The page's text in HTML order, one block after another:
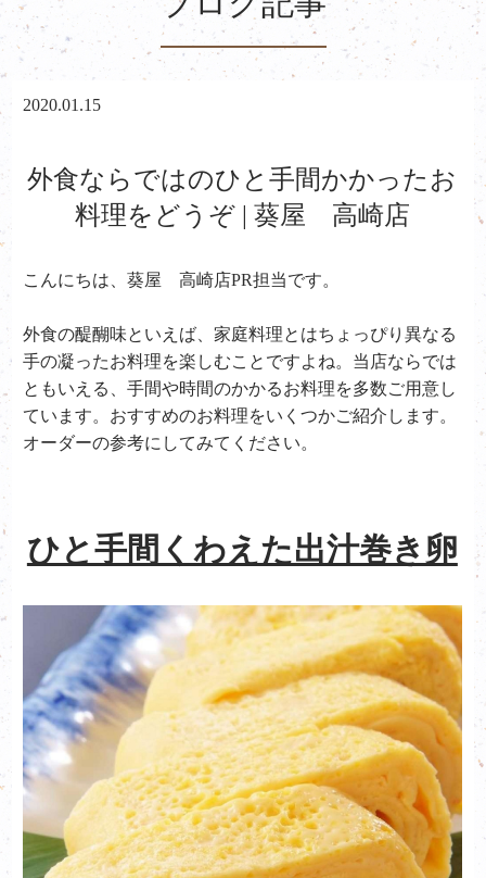
2020.01.15
外食ならではのひと手間かかったお
料理をどうぞ | 葵屋 高崎店
こんにちは、葵屋 高崎店PR担当です。
外食の醍醐味といえば、家庭料理とはちょっぴり異なる
手の凝ったお料理を楽しむことですよね。当店ならでは
ともいえる、手間や時間のかかるお料理を多数ご用意し
ています。おすすめのお料理をいくつかご紹介します。
オーダーの参考にしてみてください。
ひと手間くわえた出汁巻き卵